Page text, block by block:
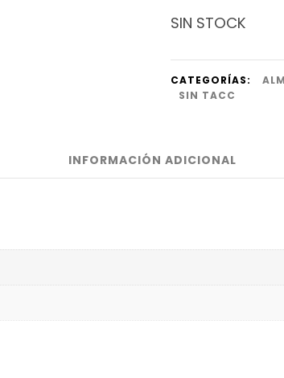
SIN STOCK
CATEGORÍAS:
SIN TACC
INFORMACIÓN ADICIONAL